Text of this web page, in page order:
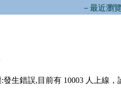
－最近瀏
發生錯誤,目前有 10003 人上線